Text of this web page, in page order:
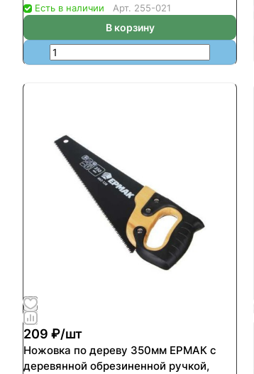
Есть в наличии Арт. 255-021
В корзину
209 ₽/шт
Ножовка по дереву 350мм ЕРМАК с
деревянной обрезиненной ручкой,